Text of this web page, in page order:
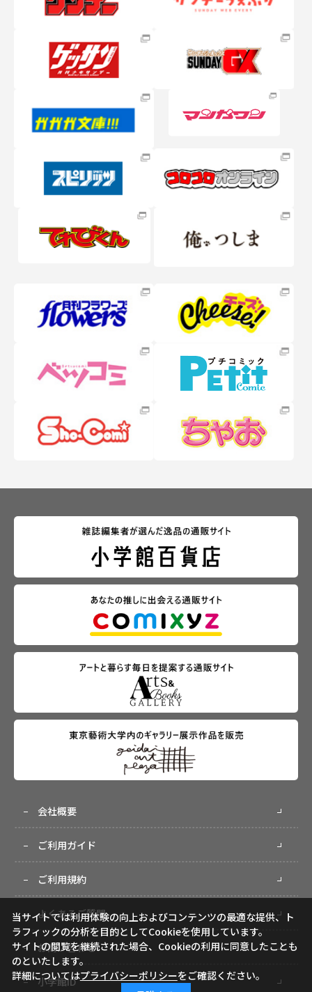
会社概要
ご利用ガイド
ご利用規約
よくあるご質問
お問い合わせ
小学館ID
当サイトでは利用体験の向上およびコンテンツの最適な提供、ト
ラフィックの分析を目的としてCookieを使用しています。
サイトの閲覧を継続された場合、Cookieの利用に同意したことも
のといたします。
詳細についてはプライバシーポリシーをご確認ください。